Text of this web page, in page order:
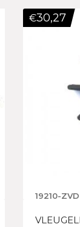
19210-
€30,27